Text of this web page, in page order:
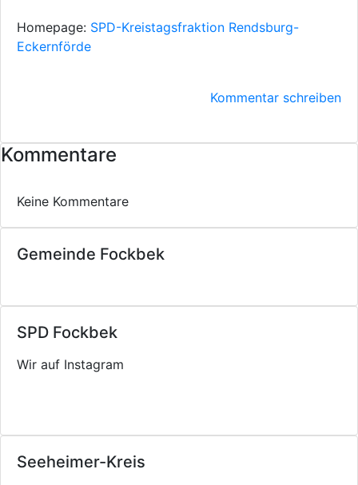
Gemeinde Fockbek
SPD Fockbek
Wir auf Instagram
Seeheimer-Kreis
Homepage: SPD-Kreistagsfraktion Rendsburg-
Eckernförde
Kommentar schreiben
Kommentare
Keine Kommentare